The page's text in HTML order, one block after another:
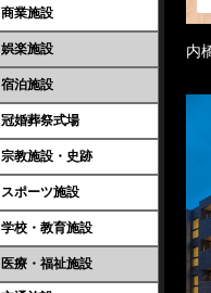
商業施設
娯楽施設
宿泊施設
冠婚葬祭式場
宗教施設・史跡
スポーツ施設
学校・教育施設
医療・福祉施設
内